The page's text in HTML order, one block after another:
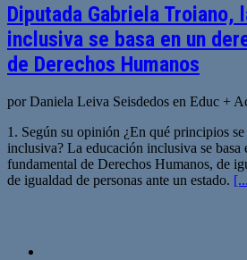
Diputada Gabriela Troiano,
inclusiva se basa en un
de Derechos Humanos
por Daniela Leiva Seisdedos en Educ +
1. Según su opinión ¿En qué principios
inclusiva? La educación inclusiva se basa
fundamental de Derechos Humanos, de
de igualdad de personas ante un estado.